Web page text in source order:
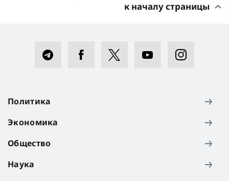
к началу страницы
Политика
Экономика
Общество
Наука